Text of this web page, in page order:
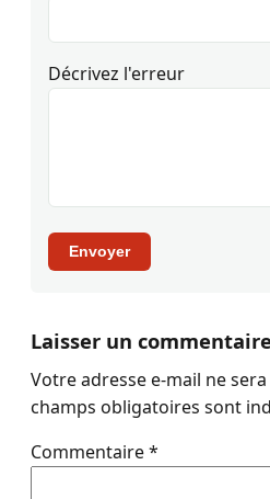
Décrivez l'erreur
Envoyer
Laisser un commentaire
Votre adresse e-mail ne
champs obligatoires sont
Commentaire*